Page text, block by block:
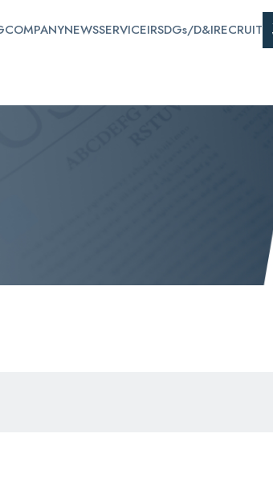
COMPANYNEWSSERVICEIRSDGs/D&IRECRUIT